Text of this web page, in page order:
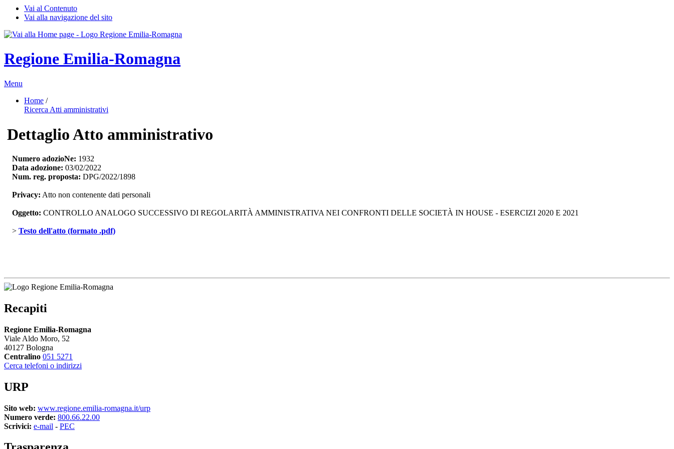
Vai al Contenuto
Vai alla navigazione del sito
Regione Emilia-Romagna
Menu
Home /
Ricerca Atti amministrativi
Dettaglio Atto amministrativo
Numero adozioNe: 1932
Data adozione: 03/02/2022
Num. reg. proposta: DPG/2022/1898
Privacy: Atto non contenente dati personali
Oggetto: CONTROLLO ANALOGO SUCCESSIVO DI REGOLARITÀ AMMINISTRATIVA NEI CONFRONTI DELLE SOCIETÀ IN HOUSE - ESERCIZI 2020 E 2021
> Testo dell'atto (formato .pdf)
Recapiti
Regione Emilia-Romagna
Viale Aldo Moro, 52
40127 Bologna
Centralino 051 5271
Cerca telefoni o indirizzi
URP
Sito web: www.regione.emilia-romagna.it/urp
Numero verde: 800.66.22.00
Scrivici: e-mail - PEC